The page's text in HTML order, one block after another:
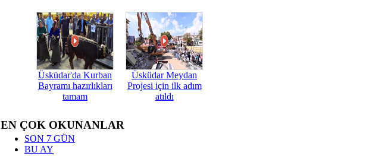
Üsküdar'da Kurban
Bayramı hazırlıkları
tamam
Üsküdar Meydan
Projesi için ilk adım
atıldı
EN ÇOK OKUNANLAR
SON 7 GÜN
BU AY